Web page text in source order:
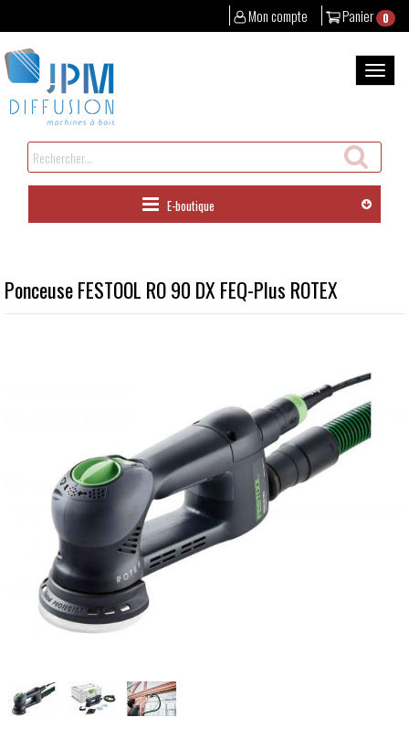
Panier 0
Mon compte
au
contenu
la
Rechercher
un
produit
E-boutique
Ponceuse FESTOOL RO 90 DX FEQ-Plus ROTEX